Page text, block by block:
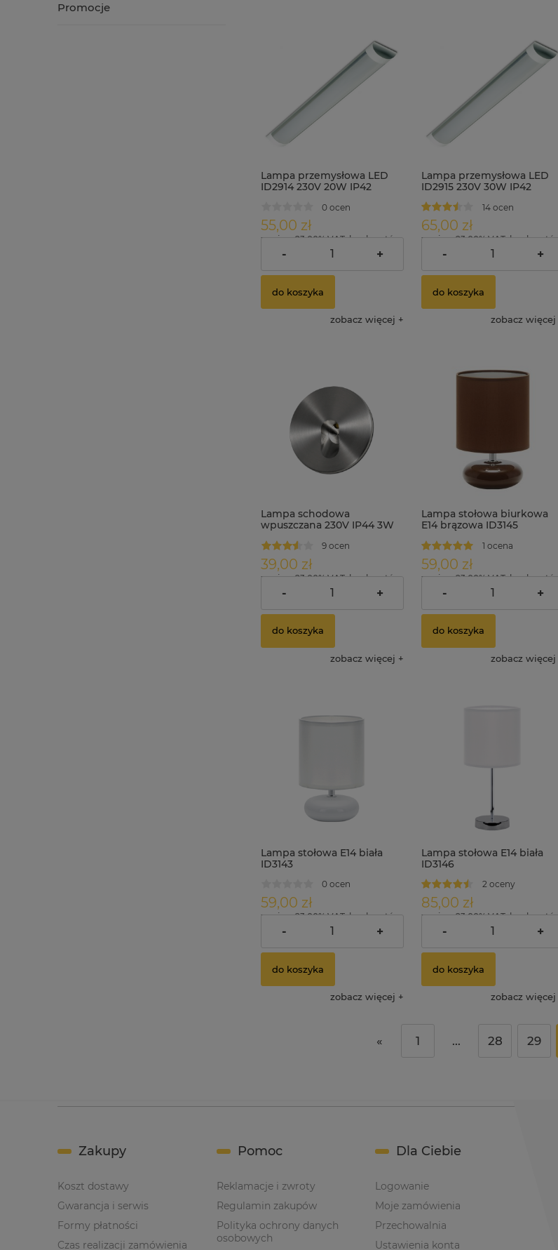
Promocje
Lampa przemysłowa LED
ID2914 230V 20W IP42
0 ocen
55,00 zł
zawiera 23.00% VAT, bez kosztów
dostawy
- +
do koszyka
zobacz więcej
Lampa przemysłowa LED
ID2915 230V 30W IP42
14 ocen
65,00 zł
zawiera 23.00% VAT, bez kosztów
dostawy
- +
do koszyka
zobacz więcej
Lampa schodowa
wpuszczana 230V IP44 3W
9 ocen
39,00 zł
zawiera 23.00% VAT, bez kosztów
- +
do koszyka
zobacz więcej
Lampa stołowa biurkowa
E14 brązowa ID3145
1 ocena
59,00 zł
zawiera 23.00% VAT, bez kosztów
- +
do koszyka
zobacz więcej
Lampa stołowa E14 biała
ID3143
0 ocen
59,00 zł
zawiera 23.00% VAT, bez kosztów
dostawy
- +
do koszyka
zobacz więcej
Lampa stołowa E14 biała
ID3146
2 oceny
85,00 zł
zawiera 23.00% VAT, bez kosztów
dostawy
- +
do koszyka
zobacz więcej
« 1 ... 28 29
Zakupy
Koszt dostawy
Gwarancja i serwis
Formy płatności
Czas realizacji zamówienia
Pomoc
Reklamacje i zwroty
Regulamin zakupów
Polityka ochrony danych
osobowych
Dla Ciebie
Logowanie
Moje zamówienia
Przechowalnia
Ustawienia konta